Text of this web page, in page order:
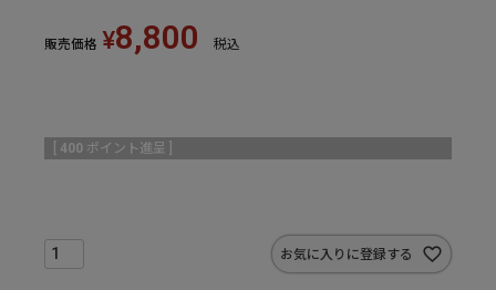
販売価格 ¥8,800 税込
400 ポイント進呈 ]
お気に入りに登録する